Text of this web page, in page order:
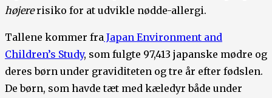
højererisiko for at udvikle nødde-allergi.
Tallene kommer fra Japan Environment and
Children’s Study, som fulgte 97,413 japanske mødre og
deres børn under graviditeten og tre år efter fødslen.
De børn, som havde tæt med kæledyr både under